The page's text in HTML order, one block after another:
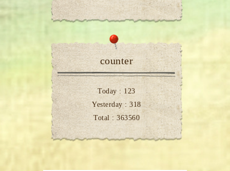
counter
Today : 123
Yesterday :318
Total : 363560